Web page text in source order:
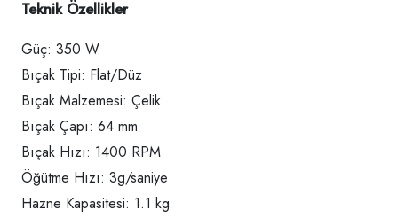
Teknik Özellikler
Güç: 350 W
Bıçak Tipi: Flat/Düz
Bıçak Malzemesi: Çelik
Bıçak Çapı: 64 mm
Bıçak Hızı: 1400 RPM
Öğütme Hızı: 3g/saniye
Hazne Kapasitesi: 1.1 kg